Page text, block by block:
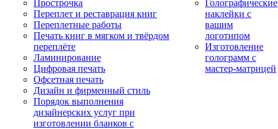
Прострочка
Переплет и реставрация книг
Переплетные работы
Печать книг в мягком и твёрдом
переплёте
Ламинирование
Цифровая печать
Офсетная печать
Дизайн и фирменный стиль
Порядок выполнения
дизайнерских услуг при
изготовлении бланков с
Голографические
наклейки с
вашим
логотипом
Изготовление
голограмм с
мастер-матрицей